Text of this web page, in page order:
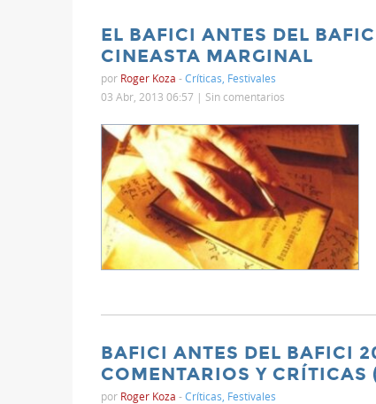
EL BAFICI ANTES DEL
CINEASTA MARGINAL
por Roger Koza -Críticas Festivales
03 Abr, 2013 06:57 | Sin comentarios
BAFICI ANTES DEL BAFICI
COMENTARIOS Y CRÍTICAS
por Roger Koza -Críticas Festivales